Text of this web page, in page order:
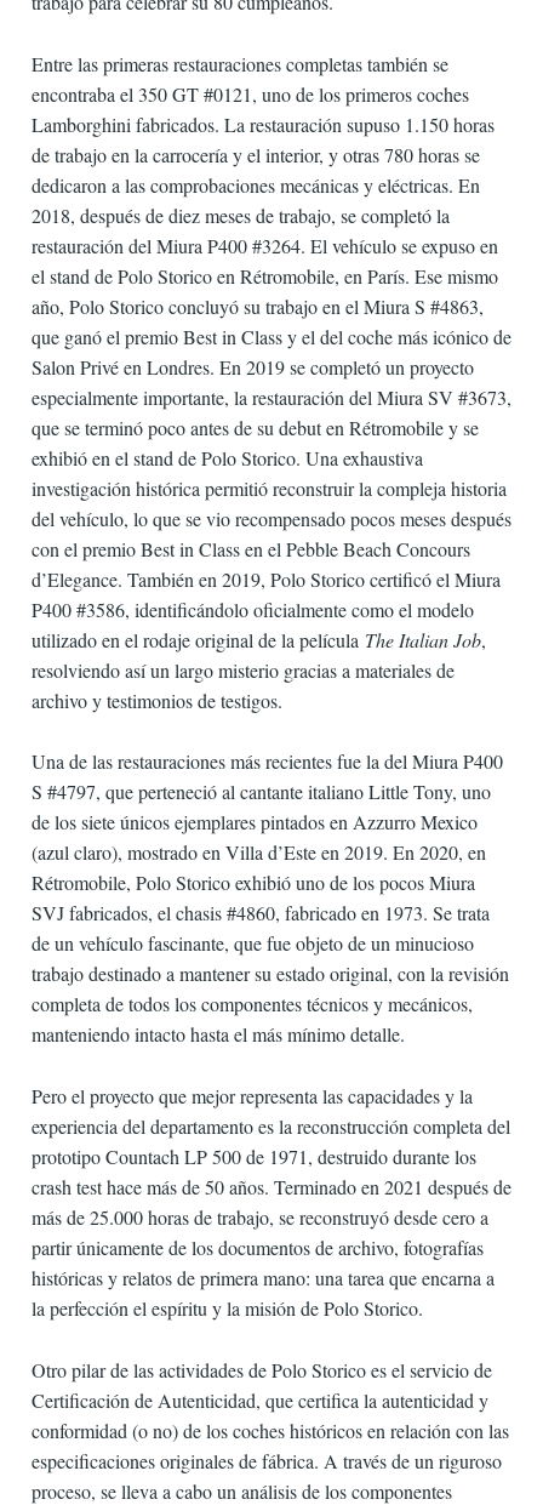
Entre las primeras restauraciones completas también se
encontraba el 350 GT #0121, uno de los primeros coches
Lamborghini fabricados. La restauración supuso 1.150 horas
de trabajo en la carrocería y el interior, y otras 780 horas se
dedicaron a las comprobaciones mecánicas y eléctricas. En
2018, después de diez meses de trabajo, se completó la
restauración del Miura P400 #3264. El vehículo se expuso en
el stand de Polo Storico en Rétromobile, en París. Ese mismo
año, Polo Storico concluyó su trabajo en el Miura S #4863,
que ganó el premio Best in Class y el del coche más icónico de
Salon Privé en Londres. En 2019 se completó un proyecto
especialmente importante, la restauración del Miura SV #3673,
que se terminó poco antes de su debut en Rétromobile y se
exhibió en el stand de Polo Storico. Una exhaustiva
investigación histórica permitió reconstruir la compleja historia
del vehículo, lo que se vio recompensado pocos meses después
con el premio Best in Class en el Pebble Beach Concours
d’Elegance. También en 2019, Polo Storico certificó el Miura
P400 #3586, identificándolo oficialmente como el modelo
utilizado en el rodaje original de la película The Italian Job,
resolviendo así un largo misterio gracias a materiales de
archivo y testimonios de testigos.
Una de las restauraciones más recientes fue la del Miura P400
S #4797, que perteneció al cantante italiano Little Tony, uno
de los siete únicos ejemplares pintados en Azzurro Mexico
(azul claro), mostrado en Villa d’Este en 2019. En 2020, en
Rétromobile, Polo Storico exhibió uno de los pocos Miura
SVJ fabricados, el chasis #4860, fabricado en 1973. Se trata
de un vehículo fascinante, que fue objeto de un minucioso
trabajo destinado a mantener su estado original, con la revisión
completa de todos los componentes técnicos y mecánicos,
manteniendo intacto hasta el más mínimo detalle.
Pero el proyecto que mejor representa las capacidades y la
experiencia del departamento es la reconstrucción completa del
prototipo Countach LP 500 de 1971, destruido durante los
crash test hace más de 50 años. Terminado en 2021 después de
más de 25.000 horas de trabajo, se reconstruyó desde cero a
partir únicamente de los documentos de archivo, fotografías
históricas y relatos de primera mano: una tarea que encarna a
la perfección el espíritu y la misión de Polo Storico.
Otro pilar de las actividades de Polo Storico es el servicio de
Certificación de Autenticidad, que certifica la autenticidad y
conformidad (o no) de los coches históricos en relación con las
especificaciones originales de fábrica. A través de un riguroso
proceso, se lleva a cabo un análisis de los componentes